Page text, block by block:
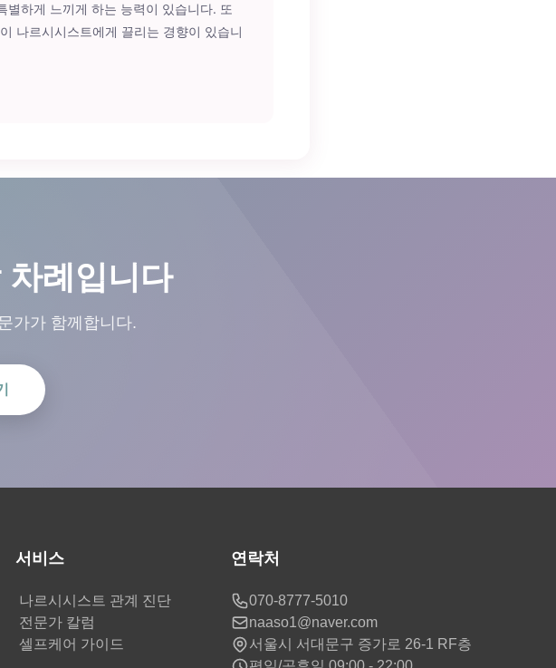
별하게 느끼게 하는 능력이 있습니다. 또
나르시시스트에게 끌리는 경향이 있습니
차례입니다
가가 함께합니다.
서비스
나르시시스트 관계 진단
전문가 칼럼
셀프케어 가이드
연락처
070-8777-5010
naaso1@naver.com
서울시 서대문구 증가로 26-1 RF층